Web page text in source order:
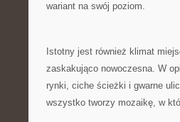
wariant na swój poziom.
Istotny jest również klimat
zaskakująco nowoczesna. W
rynki, ciche ścieżki i gwarne
wszystko tworzy mozaikę, w